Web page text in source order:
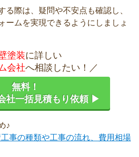
る際は、疑問や不安点も確認し、
ームを実現できるようにしましょ
塗装に詳しい
会社へ相談したい！／
無料！
社一括見積もり依頼 ▶
♪
事の種類や工事の流れ、費用相場